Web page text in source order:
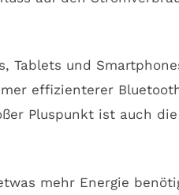
Tablets und
effizienterer
Pluspunkt ist auch
mehr Energie